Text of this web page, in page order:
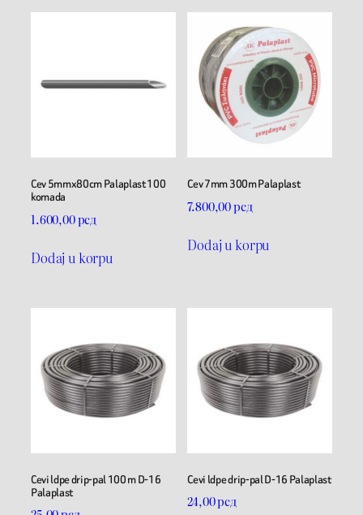
Cev 5mmx80cm Palaplast 100
komada
1.600,00рсд
Dodaj u korpu
Cev 7mm 300m Palaplast
7.800,00рсд
Dodaj u korpu
Cevi ldpe drip-pal 100 m D-16
Palaplast
Cevi ldpe drip-pal D-16 Palaplast
24,00рсд